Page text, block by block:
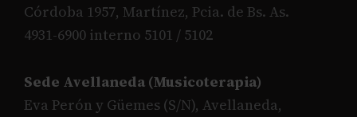
Córdoba 1957, Martínez, Pcia. de Bs. As.
4931-6900 interno 5101 / 5102
Sede Avellaneda (Musicoterapia)
Eva Perón y Güemes (S/N), Avellaneda,